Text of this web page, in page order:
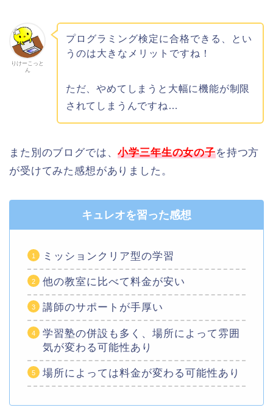
りけーこっと
ん
プログラミング検定に合格できる、とい
うのは大きなメリットですね！
ただ、やめてしまうと大幅に機能が制限
されてしまうんですね…
また別のブログでは、小学三年生の女の子を持つ方
が受けてみた感想がありました。
キュレオを習った感想
ミッションクリア型の学習
他の教室に比べて料金が安い
講師のサポートが手厚い
学習塾の併設も多く、場所によって雰囲
気が変わる可能性あり
場所によっては料金が変わる可能性あり